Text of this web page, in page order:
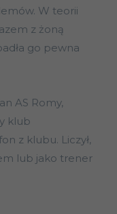
W teorii
z żoną
go pewna
AS Romy,
klub
z klubu. Liczył,
lub jako trener